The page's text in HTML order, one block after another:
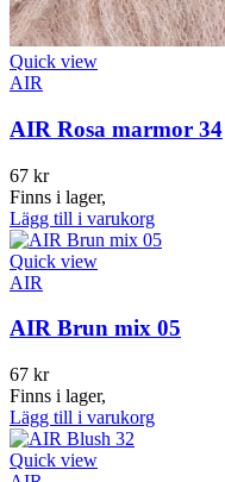
Quick view
AIR
AIR Rosa marmor 34
67 kr
Finns i lager,
Lägg till i varukorg
Quick view
AIR
AIR Brun mix 05
67 kr
Finns i lager,
Lägg till i varukorg
Quick view